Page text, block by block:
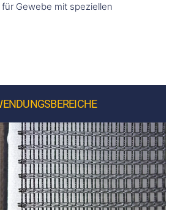
Gewebe mit speziellen